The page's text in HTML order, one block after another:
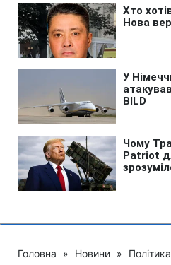
Головна » Новини » Політика